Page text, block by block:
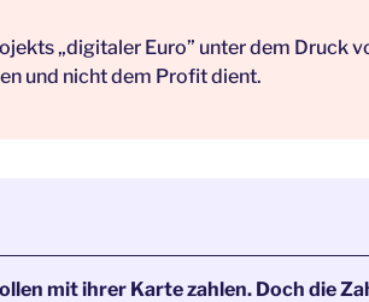
„digitaler Euro” unter dem Druck
und nicht dem Profit dient.
mit ihrer Karte zahlen. Doch die